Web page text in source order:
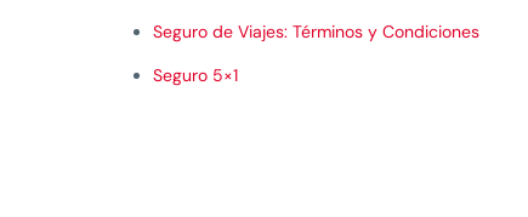
Seguro de Viajes: Términos y Condiciones
Seguro 5×1